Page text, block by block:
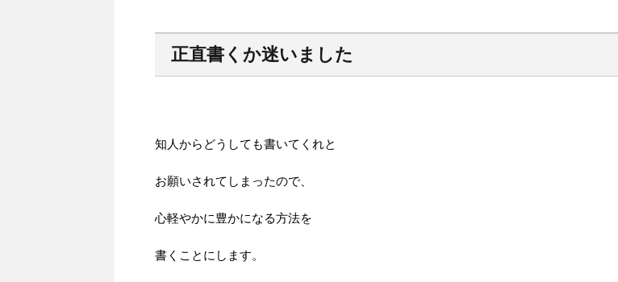
正直書くか迷いました
知人からどうしても書いてくれと
お願いされてしまったので、
心軽やかに豊かになる方法を
書くことにします。